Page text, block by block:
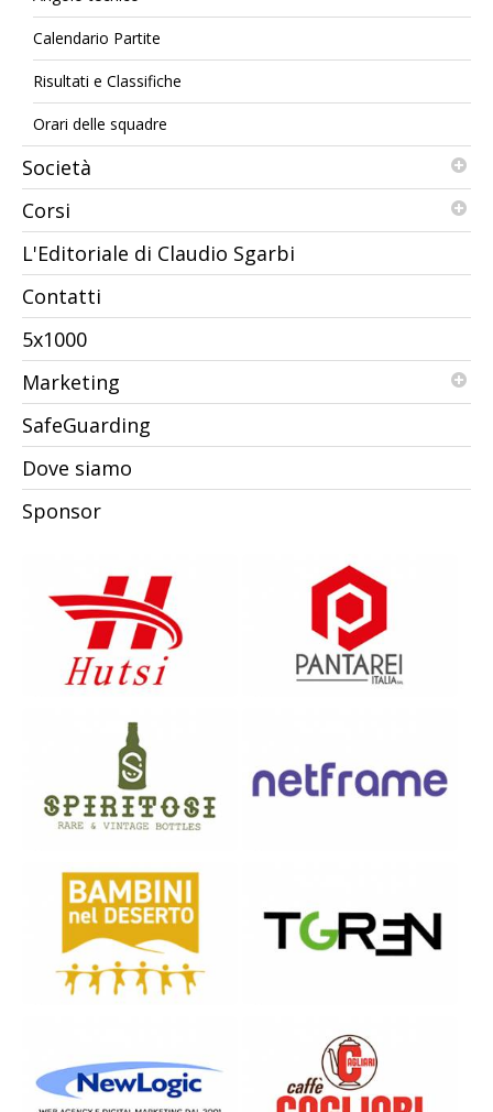
Calendario Partite
Risultati e Classifiche
Orari delle squadre
Società
Corsi
L'Editoriale di Claudio Sgarbi
Contatti
5x1000
Marketing
SafeGuarding
Dove siamo
Sponsor